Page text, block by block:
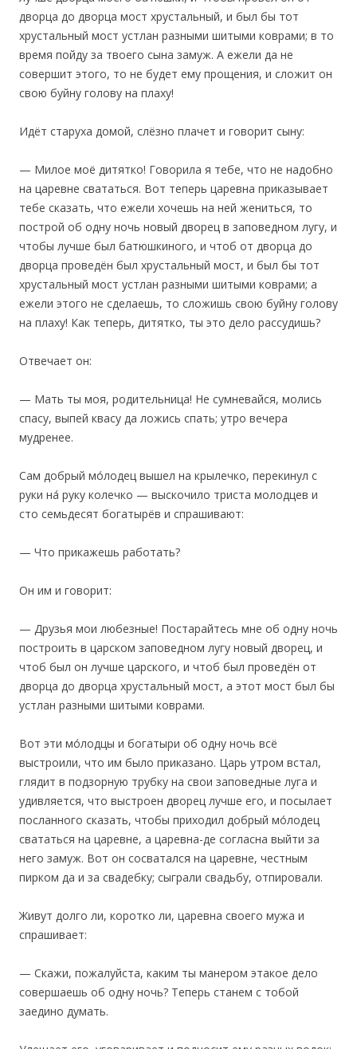
дворца до дворца мост хрустальный, и был бы тот
хрустальный мост устлан разными шитыми коврами; в то
время пойду за твоего сына замуж. А ежели да не
совершит этого, то не будет ему прощения, и сложит он
свою буйну голову на плаху!
Идёт старуха домой, слёзно плачет и говорит сыну:
— Милое моё дитятко! Говорила я тебе, что не надобно
на царевне свататься. Вот теперь царевна приказывает
тебе сказать, что ежели хочешь на ней жениться, то
построй об одну ночь новый дворец в заповедном лугу, и
чтобы лучше был батюшкиного, и чтоб от дворца до
дворца проведён был хрустальный мост, и был бы тот
хрустальный мост устлан разными шитыми коврами; а
ежели этого не сделаешь, то сложишь свою буйну голову
на плаху! Как теперь, дитятко, ты это дело рассудишь?
Отвечает он:
— Мать ты моя, родительница! Не сумневайся, молись
спасу, выпей квасу да ложись спать; утро вечера
мудренее.
‎Сам добрый мо́лодец вышел на крылечко, перекинул с
руки на́ руку колечко — выскочило триста молодцев и
сто семьдесят богатырёв и спрашивают:
— Что прикажешь работать?
Он им и говорит:
— Друзья мои любезные! Постарайтесь мне об одну ночь
построить в царском заповедном лугу новый дворец, и
чтоб был он лучше царского, и чтоб был проведён от
дворца до дворца хрустальный мост, а этот мост был бы
устлан разными шитыми коврами.
Вот эти мо́лодцы и богатыри об одну ночь всё
выстроили, что им было приказано. Царь утром встал,
глядит в подзорную трубку на свои заповедные луга и
удивляется, что выстроен дворец лучше его, и посылает
посланного сказать, чтобы приходил добрый мо́лодец
свататься на царевне, а царевна-де согласна выйти за
него замуж. Вот он сосватался на царевне, честным
пирком да и за свадебку; сыграли свадьбу, отпировали.
‎Живут долго ли, коротко ли, царевна своего мужа и
спрашивает:
— Скажи, пожалуйста, каким ты манером этакое дело
совершаешь об одну ночь? Теперь станем с тобой
заедино думать.